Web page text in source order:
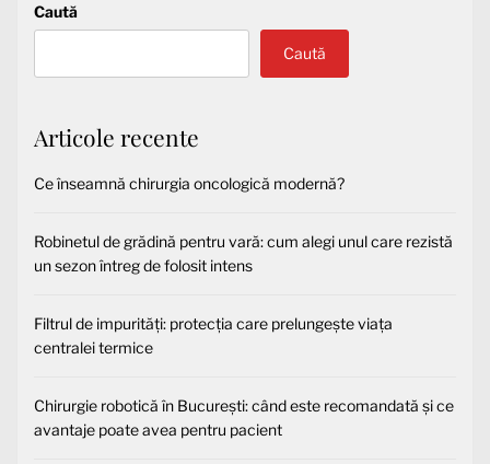
Caută
Caută
Articole recente
Ce înseamnă chirurgia oncologică modernă?
Robinetul de grădină pentru vară: cum alegi unul care rezistă
un sezon întreg de folosit intens
Filtrul de impurități: protecția care prelungește viața
centralei termice
Chirurgie robotică în București: când este recomandată și ce
avantaje poate avea pentru pacient